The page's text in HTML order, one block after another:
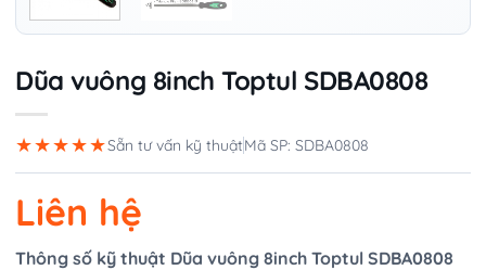
Dũa vuông 8inch Toptul SDBA0808
★★★★★Sẵn tư vấn kỹ thuậtMã SP: SDBA0808
Liên hệ
Thông số kỹ thuật Dũa vuông 8inch Toptul SDBA0808